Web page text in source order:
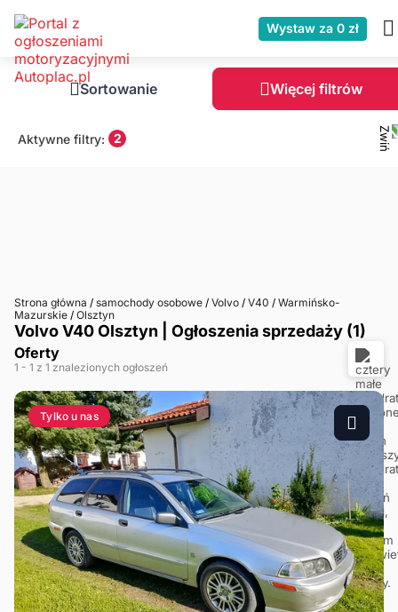
Wystaw za 0 zł
Sortowanie Więcej filtrów
Aktywne filtry: 2
Strona główna / samochody osobowe / Volvo / V40 / Warmińsko-
Mazurskie / Olsztyn
Volvo V40 Olsztyn | Ogłoszenia sprzedaży (1)
Oferty
1 - 1 z 1 znalezionych ogłoszeń
Tylko u nas